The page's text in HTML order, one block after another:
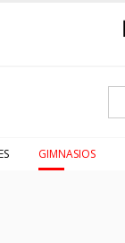
GIMNASIOS